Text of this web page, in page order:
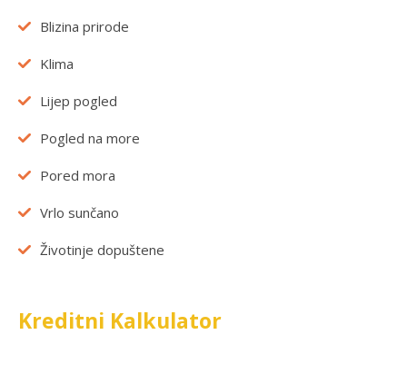
Blizina prirode
Klima
Lijep pogled
Pogled na more
Pored mora
Vrlo sunčano
Životinje dopuštene
Kreditni Kalkulator